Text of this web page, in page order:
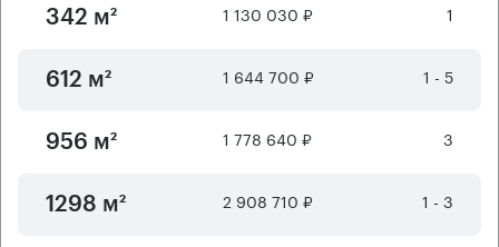
342 м² 1 130 030 ₽ 1
612 м² 1 644 700 ₽ 1 - 5
956 м² 1 778 640 ₽ 3
1298 м² 2 908 710 ₽ 1 - 3